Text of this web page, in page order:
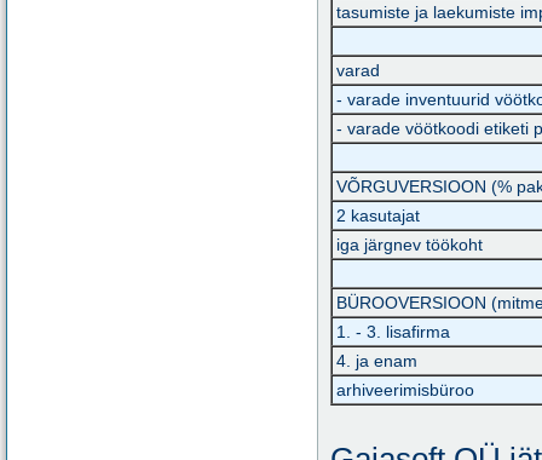
tasumiste ja laekumiste
varad
- varade inventuurid
- varade vöötkoodi etiketi
VÕRGUVERSIOON (%
2 kasutajat
iga järgnev töökoht
BÜROOVERSIOON
1. - 3. lisafirma
4. ja enam
arhiveerimisbüroo